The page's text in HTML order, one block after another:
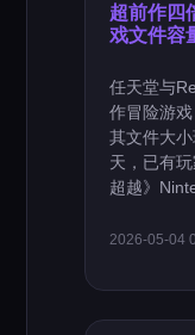
超前作四
戏文件容
任天堂与
作冒险游
其文件大
天，已有
超越》
2026-05-04